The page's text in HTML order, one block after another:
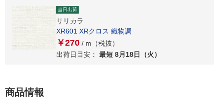
当日出荷
リリカラ
XR601 XRクロス 織物調
￥270 / m（税抜）
出荷日目安：
最短 8月18日（火）
商品情報